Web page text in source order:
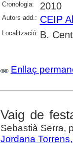
Cronologia: 2010
Autors add.: CEIP
Localització: B.
Enllaç
Vaig de
Sebastià Serra,
Jordana Torrens,